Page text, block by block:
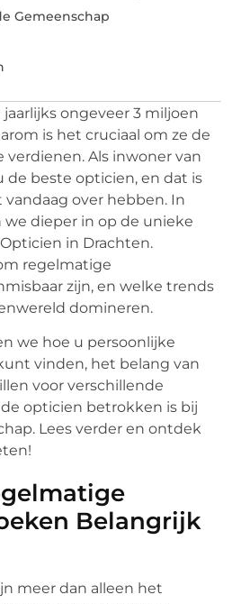
Gemeenschap
ongeveer 3 miljoen
is het cruciaal om ze de
verdienen. Als inwoner van
de beste opticien, en dat is
vandaag over hebben. In
we dieper in op de unieke
in Drachten.
regelmatige
zijn, en welke trends
domineren.
we hoe u persoonlijke
vinden, het belang van
voor verschillende
opticien betrokken is bij
Lees verder en ontdek
Belangrijk
meer dan alleen het